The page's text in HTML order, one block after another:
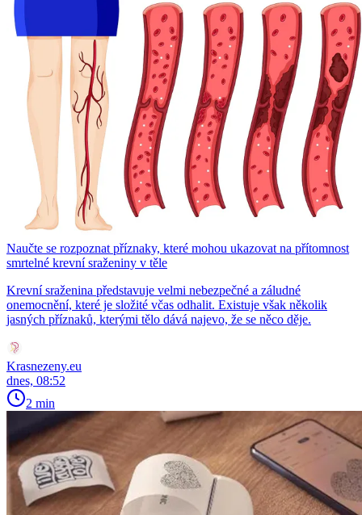
Naučte se rozpoznat příznaky, které mohou ukazovat na přítomnost
smrtelné krevní sraženiny v těle
Krevní sraženina představuje velmi nebezpečné a záludné
onemocnění, které je složité včas odhalit. Existuje však několik
jasných příznaků, kterými tělo dává najevo, že se něco děje.
Krasnezeny.eu
dnes, 08:52
2 min